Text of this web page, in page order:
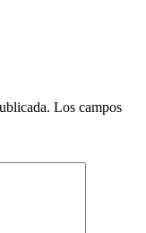
Los campos